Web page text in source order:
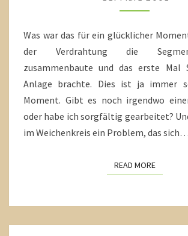
Was war das für ein glücklicher
der Verdrahtung die
zusammenbaute und das erste Mal
Anlage brachte. Dies ist ja immer
Moment. Gibt es noch irgendwo
oder habe ich sorgfältig gearbeitet?
im Weichenkreis ein Problem, das sich…
READ MOREREAD